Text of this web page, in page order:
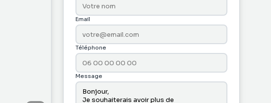
Email
Téléphone
Message